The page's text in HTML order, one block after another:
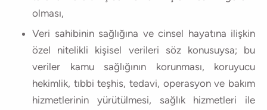
olması,
Veri sahibinin sağlığına ve cinsel hayatına ilişkin
özel nitelikli kişisel verileri söz konusuysa; bu
veriler kamu sağlığının korunması, koruyucu
hekimlik, tıbbi teşhis, tedavi, operasyon ve bakım
hizmetlerinin yürütülmesi, sağlık hizmetleri ile